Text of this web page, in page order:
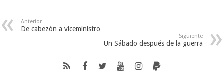
Anterior
De cabezón a viceministro
Siguiente
Un Sábado después de la guerra